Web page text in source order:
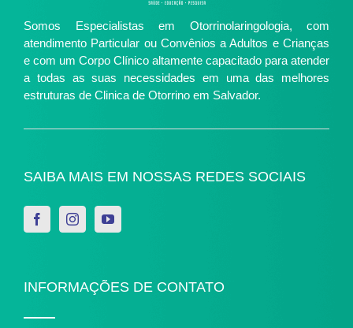
Somos Especialistas em Otorrinolaringologia, com
atendimento Particular ou Convênios a Adultos e Crianças
e com um Corpo Clínico altamente capacitado para atender
a todas as suas necessidades em uma das melhores
estruturas de Clinica de Otorrino em Salvador.
SAIBA MAIS EM NOSSAS REDES SOCIAIS
INFORMAÇÕES DE CONTATO